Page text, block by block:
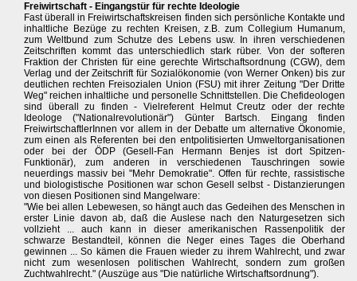
Freiwirtschaft - Eingangstür für rechte Ideologie
Fast überall in Freiwirtschaftskreisen finden sich persönliche Kontakte und
inhaltliche Bezüge zu rechten Kreisen, z.B. zum Collegium Humanum,
zum Weltbund zum Schutze des Lebens usw. In ihren verschiedenen
Zeitschriften kommt das unterschiedlich stark rüber. Von der softeren
Fraktion der Christen für eine gerechte Wirtschaftsordnung (CGW), dem
Verlag und der Zeitschrift für Sozialökonomie (von Werner Onken) bis zur
deutlichen rechten Freisozialen Union (FSU) mit ihrer Zeitung "Der Dritte
Weg" reichen inhaltliche und personelle Schnittstellen. Die Chefideologen
sind überall zu finden - Vielreferent Helmut Creutz oder der rechte
Ideologe ("Nationalrevolutionär") Günter Bartsch. Eingang finden
FreiwirtschaftlerInnen vor allem in der Debatte um alternative Ökonomie,
zum einen als Referenten bei den entpolitisierten Umweltorganisationen
oder bei der ÖDP (Gesell-Fan Hermann Benjes ist dort Spitzen-
Funktionär), zum anderen in verschiedenen Tauschringen sowie
neuerdings massiv bei "Mehr Demokratie". Offen für rechte, rassistische
und biologistische Positionen war schon Gesell selbst - Distanzierungen
von diesen Positionen sind Mangelware:
"Wie bei allen Lebewesen, so hängt auch das Gedeihen des Menschen in
erster Linie davon ab, daß die Auslese nach den Naturgesetzen sich
vollzieht ... auch kann in dieser amerikanischen Rassenpolitik der
schwarze Bestandteil, können die Neger eines Tages die Oberhand
gewinnen ... So kämen die Frauen wieder zu ihrem Wahlrecht, und zwar
nicht zum wesenlosen politischen Wahlrecht, sondern zum großen
Zuchtwahlrecht." (Auszüge aus "Die natürliche Wirtschaftsordnung").